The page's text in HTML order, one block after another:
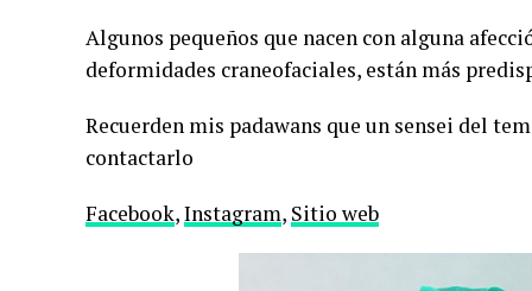
Algunos pequeños que nacen con alguna
deformidades craneofaciales, están más
Recuerden mis padawans que un sensei del
contactarlo
Facebook,Instagram, Sitio web